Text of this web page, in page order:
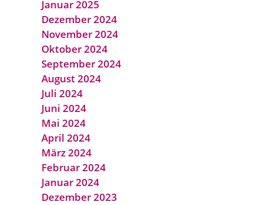
Januar 2025
Dezember 2024
November 2024
Oktober 2024
September 2024
August 2024
Juli 2024
Juni 2024
Mai 2024
April 2024
März 2024
Februar 2024
Januar 2024
Dezember 2023